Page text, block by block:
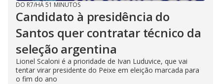
DO R7/HÁ 51 MINUTOS
Candidato à presidência do
Santos quer contratar técnico da
seleção argentina
Lionel Scaloni é a prioridade de Ivan Luduvice, que vai
tentar virar presidente do Peixe em eleição marcada para
o fim do ano